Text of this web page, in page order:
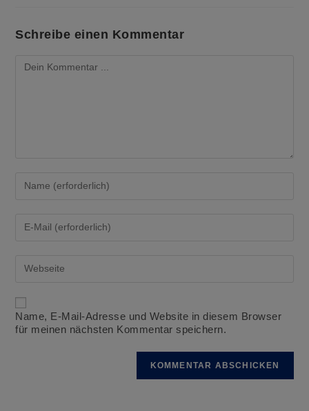
Schreibe einen Kommentar
deinen
Benutzernamen
ein
deine
Adresse
ein
deine
URL
ein
(optional)
Name, E-Mail-Adresse und Website in diesem Browser
für meinen nächsten Kommentar speichern.